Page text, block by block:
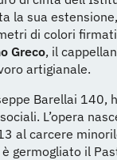
la sua
di colori
Greco, il
artigianale.
Barellai
L’opera
al carcere
germogliato il